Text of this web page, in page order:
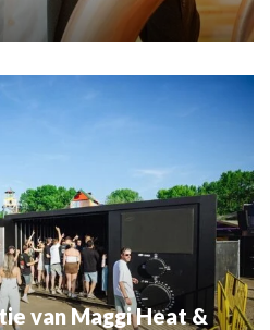
van Maggi Heat &